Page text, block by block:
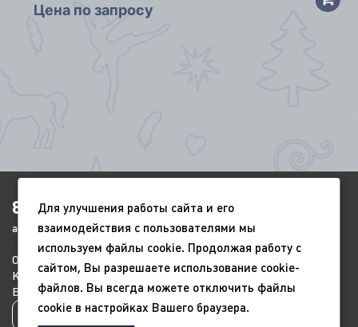
Цена по запросу
8(4852)920-450
ags-yar@mail.ru
О компании
Контакты
Новый год
9 мая
Всесезонные
Благоустройство
Политика конфиденциальности
Для улучшения работы сайта и его
взаимодействия с пользователями мы
используем файлы cookie. Продолжая работу с
сайтом, Вы разрешаете использование cookie-
файлов. Вы всегда можете отключить файлы
cookie в настройках Вашего браузера.
*